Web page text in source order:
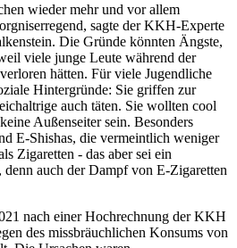
wieder mehr und vor allem
sagte der KKH-Experte
Die Gründe könnten Ängste,
viele junge Leute während der
hätten. Für viele Jugendliche
Hintergründe: Sie griffen zur
auch täten. Sie wollten cool
Außenseiter sein. Besonders
E-Shishas, die vermeintlich weniger
Zigaretten - das aber sei ein
denn auch der Dampf von E-Zigaretten
nach einer Hochrechnung der KKH
des missbräuchlichen Konsums von